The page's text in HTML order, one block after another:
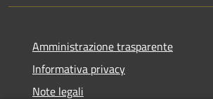
Amministrazione trasparente
Informativa privacy
Note legali